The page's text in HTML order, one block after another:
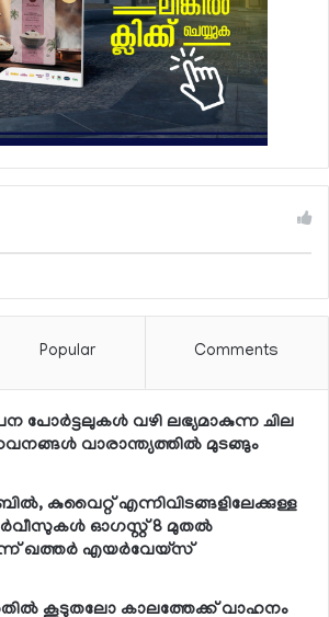
Popular Comments
പോര്‍ട്ടലുകള്‍ വഴി ലഭ്യമാകുന്ന ചില
വാരാന്ത്യത്തില്‍ മുടങ്ങും
കുവൈറ്റ് എന്നിവിടങ്ങളിലേക്കുള്ള
ഓഗസ്റ്റ് 8 മുതല്‍
ഖത്തര്‍ എയര്‍വേയ്സ്
കൂടുതലോ കാലത്തേക്ക് വാഹനം